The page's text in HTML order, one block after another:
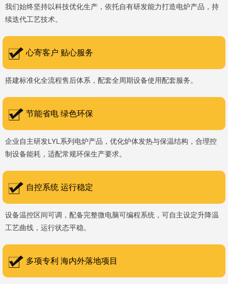
盟CE认证。 公司凭借技术积累与产品优势，获得多项官方资质
认定：高新 技术企业、科技型中小企业、洛阳市企业研发中心（证
书编号：202207080）、河南省专精特新企业。 我们坚持以
科技促生产，以质量创品牌，以品牌创市场的战略发展，实现科学化
国内外新老客户前来参观洽谈，让我们携手，合作共赢，共创新未
来！洛阳新安工厂视频洛阳高新工厂视频
我们始终坚持以科技优化生产，依托自有研发能力打造电炉产品，持
续迭代工艺技术。
心寄客户 贴心服务
搭建标准化全流程售后体系，配套全周期设备使用配套服务。
节能省电 绿色环保
企业自主研发LYL系列电炉产品，优化炉体发热与保温结构，合理控
制设备能耗，适配常规环保生产要求。
自控系统 运行稳定
设备温控区间可调，配备完整微电脑可编程系统，可自主设定升降温
工艺曲线，运行状态平稳。
多项专利 海内外落地项目